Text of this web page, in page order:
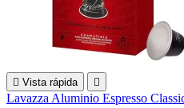
 Vista rápida 
Lavazza Aluminio Espresso